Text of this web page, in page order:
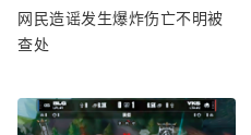
网民造谣发生爆炸伤亡不明被
查处